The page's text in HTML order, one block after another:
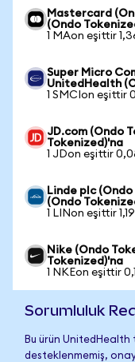
Mastercard
(Ondo
1 MAon eşittir
Super Micro
UnitedHealth
1 SMCIon eşittir
JD.com (Ondo
Tokenized)'na
1 JDon eşittir
Linde plc
(Ondo
1 LINon eşittir
Nike (Ondo
Tokenized)'na
1 NKEon eşittir
Sorumluluk
Bu ürün
desteklenmemiş,